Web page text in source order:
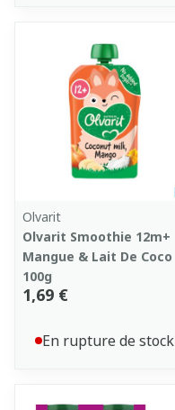
Olvarit
Olvarit Smoothie 12m+
Mangue & Lait De Coco
100g
1,69 €
En rupture de stock